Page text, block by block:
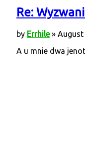
Re:
by Errhile» August
A u mnie dwa